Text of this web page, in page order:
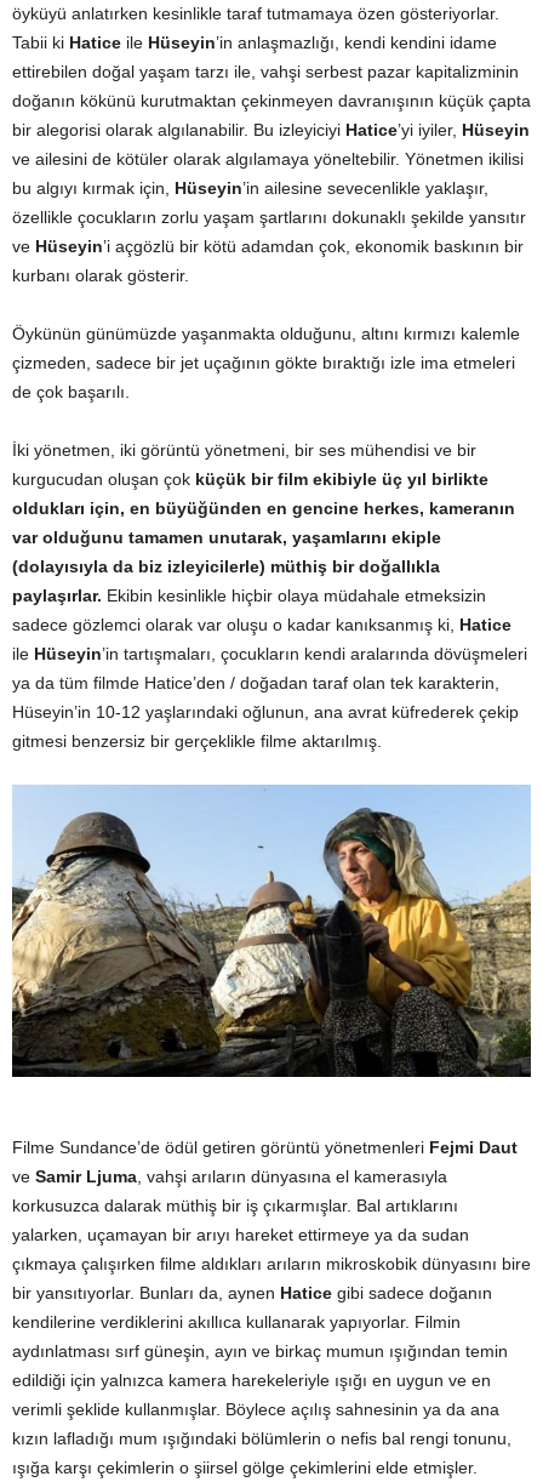
öyküyü anlatırken kesinlikle taraf tutmamaya özen gösteriyorlar.
Tabii ki Hatice ile Hüseyin’in anlaşmazlığı, kendi kendini idame
ettirebilen doğal yaşam tarzı ile, vahşi serbest pazar kapitalizminin
doğanın kökünü kurutmaktan çekinmeyen davranışının küçük çapta
bir alegorisi olarak algılanabilir. Bu izleyiciyi Hatice’yi iyiler, Hüseyin
ve ailesini de kötüler olarak algılamaya yöneltebilir. Yönetmen ikilisi
bu algıyı kırmak için, Hüseyin’in ailesine sevecenlikle yaklaşır,
özellikle çocukların zorlu yaşam şartlarını dokunaklı şekilde yansıtır
ve Hüseyin’i açgözlü bir kötü adamdan çok, ekonomik baskının bir
kurbanı olarak gösterir.
Öykünün günümüzde yaşanmakta olduğunu, altını kırmızı kalemle
çizmeden, sadece bir jet uçağının gökte bıraktığı izle ima etmeleri
de çok başarılı.
İki yönetmen, iki görüntü yönetmeni, bir ses mühendisi ve bir
kurgucudan oluşan çok küçük bir film ekibiyle üç yıl birlikte
oldukları için, en büyüğünden en gencine herkes, kameranın
var olduğunu tamamen unutarak, yaşamlarını ekiple
(dolayısıyla da biz izleyicilerle) müthiş bir doğallıkla
paylaşırlar. Ekibin kesinlikle hiçbir olaya müdahale etmeksizin
sadece gözlemci olarak var oluşu o kadar kanıksanmış ki, Hatice
ile Hüseyin’in tartışmaları, çocukların kendi aralarında dövüşmeleri
ya da tüm filmde Hatice’den / doğadan taraf olan tek karakterin,
Hüseyin’in 10-12 yaşlarındaki oğlunun, ana avrat küfrederek çekip
gitmesi benzersiz bir gerçeklikle filme aktarılmış.
Filme Sundance’de ödül getiren görüntü yönetmenleri Fejmi Daut
ve Samir Ljuma , vahşi arıların dünyasına el kamerasıyla
korkusuzca dalarak müthiş bir iş çıkarmışlar. Bal artıklarını
yalarken, uçamayan bir arıyı hareket ettirmeye ya da sudan
çıkmaya çalışırken filme aldıkları arıların mikroskobik dünyasını bire
bir yansıtıyorlar. Bunları da, aynen Hatice gibi sadece doğanın
kendilerine verdiklerini akıllıca kullanarak yapıyorlar. Filmin
aydınlatması sırf güneşin, ayın ve birkaç mumun ışığından temin
edildiği için yalnızca kamera harekeleriyle ışığı en uygun ve en
verimli şeklide kullanmışlar. Böylece açılış sahnesinin ya da ana
kızın lafladığı mum ışığındaki bölümlerin o nefis bal rengi tonunu,
ışığa karşı çekimlerin o şiirsel gölge çekimlerini elde etmişler.